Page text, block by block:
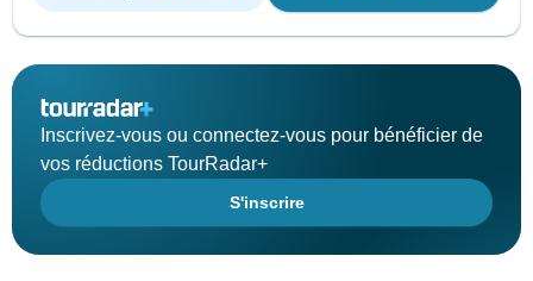
Inscrivez-vous ou connectez-vous pour bénéficier de
vos réductions TourRadar+
S'inscrire